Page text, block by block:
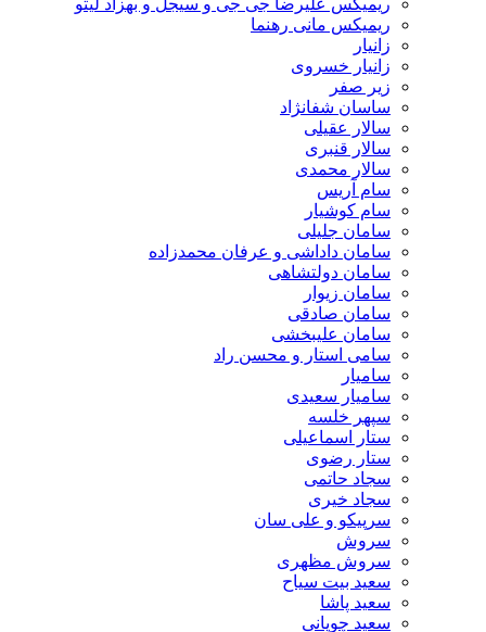
ریمیکس علیرضا جی جی و سیجل و بهزاد لیتو
ریمیکس مانی رهنما
زانیار
زانیار خسروی
زیر صفر
ساسان شفانژاد
سالار عقیلی
سالار قنبری
سالار محمدی
سام آریس
سام کوشیار
سامان جلیلی
سامان داداشی و عرفان محمدزاده
سامان دولتشاهی
سامان زیوار
سامان صادقی
سامان علیبخشی
سامی استار و محسن راد
سامیار
سامیار سعیدی
سپهر خلسه
ستار اسماعیلی
ستار رضوی
سجاد حاتمی
سجاد خیری
سرپیکو و علی سان
سروش
سروش مظهری
سعید بیت سیاح
سعید پاشا
سعید چوپانی